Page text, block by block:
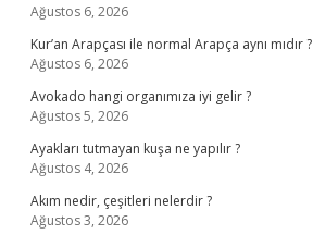
Ağustos 6, 2026
Kur’an Arapçası ile normal Arapça aynı mıdır ?
Ağustos 6, 2026
Avokado hangi organımıza iyi gelir ?
Ağustos 5, 2026
Ayakları tutmayan kuşa ne yapılır ?
Ağustos 4, 2026
Akım nedir, çeşitleri nelerdir ?
Ağustos 3, 2026